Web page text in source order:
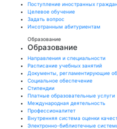
Поступление иностранных граждан
Целевое обучение
Задать вопрос
Инсотранным абитуриентам
Образование
Образование
Направления и специальности
Расписание учебных занятий
Документы, регламентирующие
Социальное обеспечение
Стипендии
Платные образовательные услуги
Международная деятельность
Профессионалитет
Внутренняя система оценки
Электронно-библиотечные